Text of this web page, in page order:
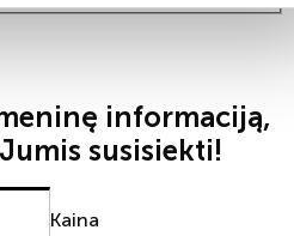
informaciją,
susisiekti!
Kaina